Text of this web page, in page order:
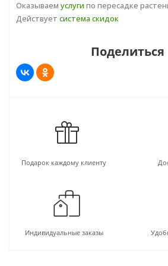
Оказываем услуги по пересадке
Действует система скидок
Поделиться
Подарок каждому клиенту
Индивидуальные заказы